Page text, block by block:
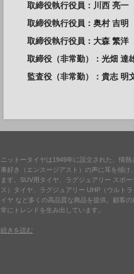
取締役執行役員：川西 亮一
取締役執行役員：奥村 吉明
取締役執行役員：大森 繁洋
取締役（非常勤）：光畑 達
監査役 （非常勤） ：貴志 明
ニットータイヤは1949年に設立された、情
車好き（エンスージアスト）の声に耳を傾
ます。SUV用タイヤ、ラグジュアリー スポ
ス）タイヤ、ラグジュアリー UHP（ウルト
イヤ など多くの高品質な商品を提供。顧客
常にトレンドを生み出しています。
続きを読む